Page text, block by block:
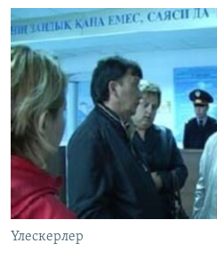
АРНАЙЫ ЖОБАЛАР
Русский
ЖАЗЫЛЫҢЫЗ
Басқа тілдерде
Үлескерлер